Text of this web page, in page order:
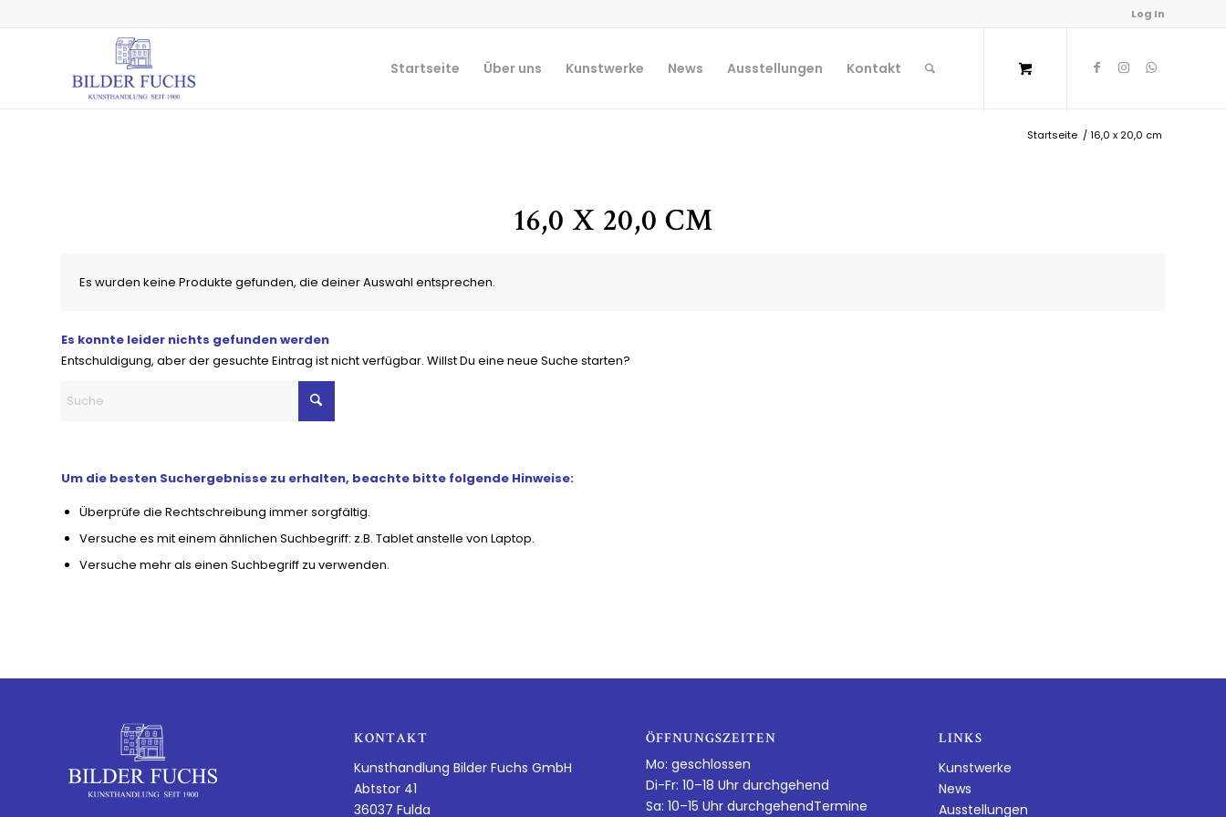
Log In
Startseite Über uns Kunstwerke News Ausstellungen Kontakt
Startseite /16,0 x 20,0 cm
16,0 X 20,0 CM
Es wurden keine Produkte gefunden, die deiner Auswahl entsprechen.
Es konnte leider nichts gefunden werden
Entschuldigung, aber der gesuchte Eintrag ist nicht verfügbar. Willst Du eine neue Suche starten?
Um die besten Suchergebnisse zu erhalten, beachte bitte folgende Hinweise:
Überprüfe die Rechtschreibung immer sorgfältig.
Versuche es mit einem ähnlichen Suchbegriff: z.B. Tablet anstelle von Laptop.
Versuche mehr als einen Suchbegriff zu verwenden.
KONTAKT
Kunsthandlung Bilder Fuchs GmbH
Abtstor 41
36037 Fulda
ÖFFNUNGSZEITEN
Mo: geschlossen
Di-Fr: 10–18 Uhr durchgehend
Sa: 10–15 Uhr durchgehendTermine
LINKS
Kunstwerke
News
Ausstellungen